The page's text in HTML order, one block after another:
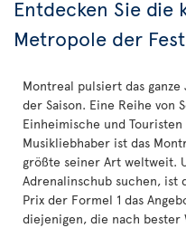
Entdecken Sie die
Metropole der
Montreal pulsiert das ganze
der Saison. Eine Reihe von
Einheimische und
Musikliebhaber ist das
größte seiner Art weltweit.
Adrenalinschub suchen,
Prix der Formel 1 das
diejenigen, die nach